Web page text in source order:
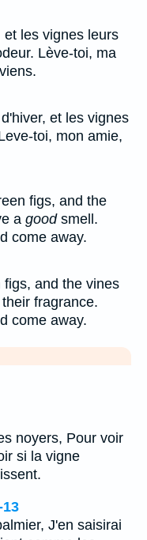
les vignes leurs
Lève-toi, ma
et les vignes
toi, mon amie,
figs, and the
a goodsmell.
come away.
and the vines
fragrance.
come away.
noyers, Pour voir
si la vigne
J'en saisirai